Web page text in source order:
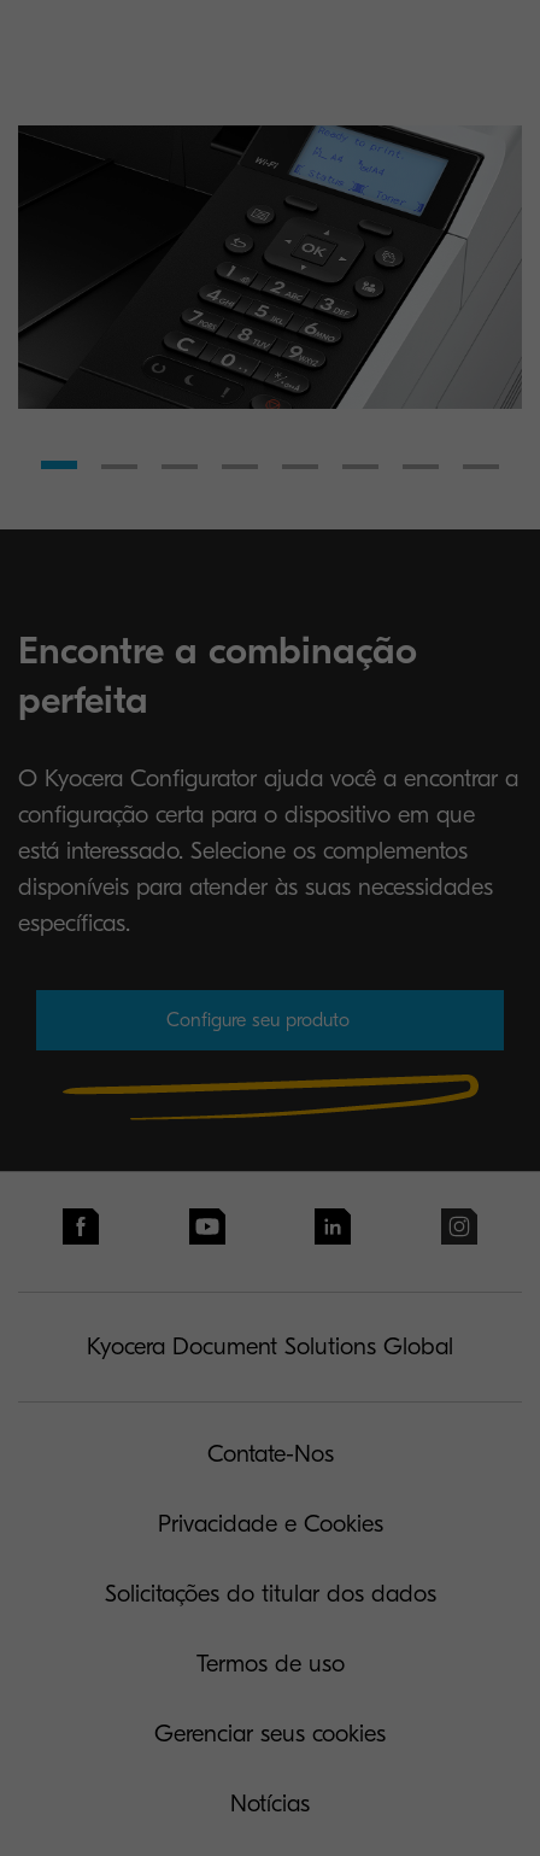
Encontre a combinação
perfeita
O Kyocera Configurator ajuda você a encontrar a
configuração certa para o dispositivo em que
está interessado. Selecione os complementos
disponíveis para atender às suas necessidades
específicas.
Configure seu produto
Kyocera Document Solutions Global
Contate-Nos
Privacidade e Cookies
Solicitações do titular dos dados
Termos de uso
Gerenciar seus cookies
Notícias